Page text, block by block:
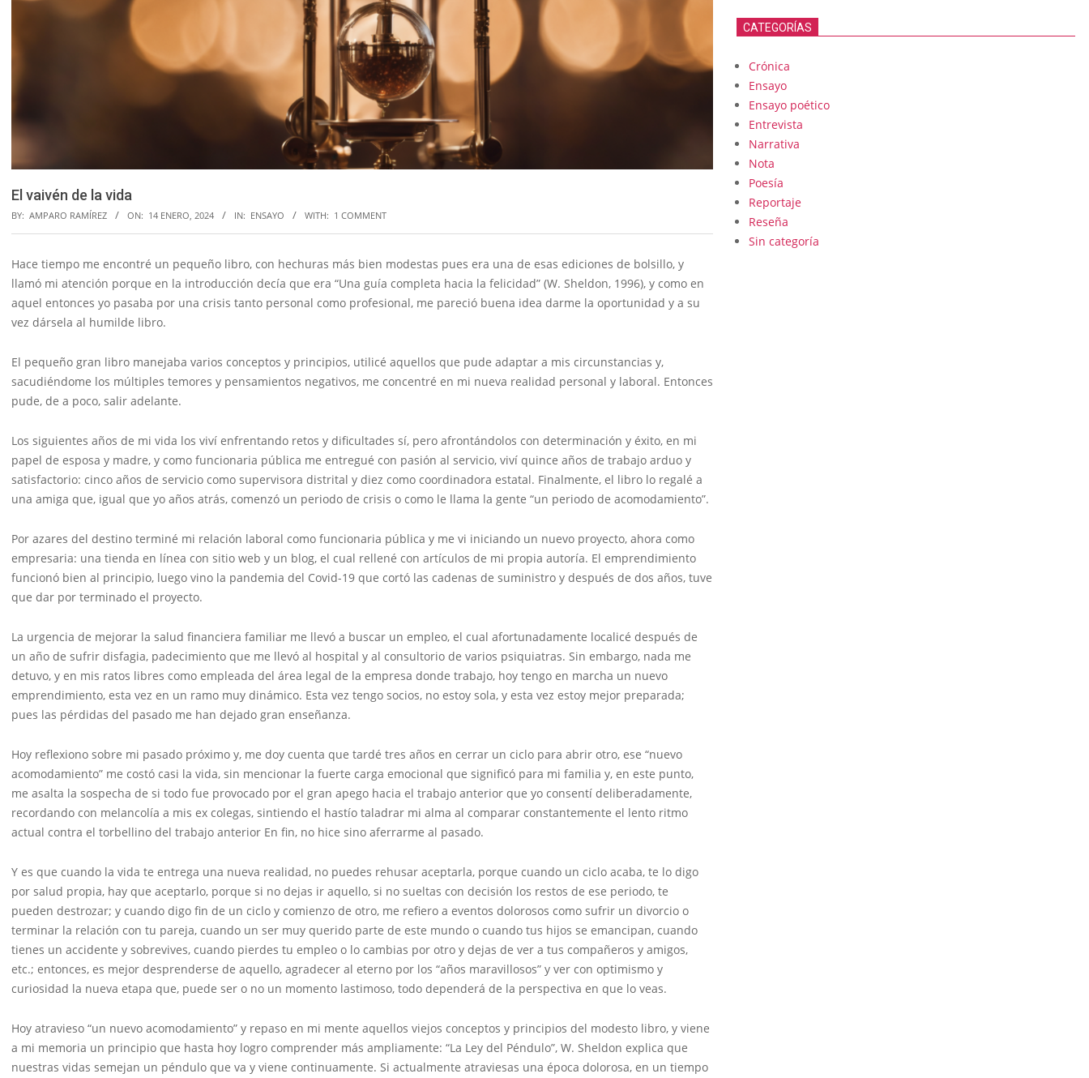
El vaivén de la vida
BY: AMPARO RAMÍREZ ON: 14 ENERO, 2024 IN: ENSAYO WITH: 1 COMMENT
Hace tiempo me encontré un pequeño libro, con hechuras más bien modestas pues era una de esas ediciones de bolsillo, y
llamó mi atención porque en la introducción decía que era “Una guía completa hacia la felicidad” (W. Sheldon, 1996), y como en
aquel entonces yo pasaba por una crisis tanto personal como profesional, me pareció buena idea darme la oportunidad y a su
vez dársela al humilde libro.
El pequeño gran libro manejaba varios conceptos y principios, utilicé aquellos que pude adaptar a mis circunstancias y,
sacudiéndome los múltiples temores y pensamientos negativos, me concentré en mi nueva realidad personal y laboral. Entonces
pude, de a poco, salir adelante.
Los siguientes años de mi vida los viví enfrentando retos y dificultades sí, pero afrontándolos con determinación y éxito, en mi
papel de esposa y madre, y como funcionaria pública me entregué con pasión al servicio, viví quince años de trabajo arduo y
satisfactorio: cinco años de servicio como supervisora distrital y diez como coordinadora estatal. Finalmente, el libro lo regalé a
una amiga que, igual que yo años atrás, comenzó un periodo de crisis o como le llama la gente “un periodo de acomodamiento”.
Por azares del destino terminé mi relación laboral como funcionaria pública y me vi iniciando un nuevo proyecto, ahora como
empresaria: una tienda en línea con sitio web y un blog, el cual rellené con artículos de mi propia autoría. El emprendimiento
funcionó bien al principio, luego vino la pandemia del Covid-19 que cortó las cadenas de suministro y después de dos años, tuve
que dar por terminado el proyecto.
La urgencia de mejorar la salud financiera familiar me llevó a buscar un empleo, el cual afortunadamente localicé después de
un año de sufrir disfagia, padecimiento que me llevó al hospital y al consultorio de varios psiquiatras. Sin embargo, nada me
detuvo, y en mis ratos libres como empleada del área legal de la empresa donde trabajo, hoy tengo en marcha un nuevo
emprendimiento, esta vez en un ramo muy dinámico. Esta vez tengo socios, no estoy sola, y esta vez estoy mejor preparada;
pues las pérdidas del pasado me han dejado gran enseñanza.
Hoy reflexiono sobre mi pasado próximo y, me doy cuenta que tardé tres años en cerrar un ciclo para abrir otro, ese “nuevo
acomodamiento” me costó casi la vida, sin mencionar la fuerte carga emocional que significó para mi familia y, en este punto,
me asalta la sospecha de si todo fue provocado por el gran apego hacia el trabajo anterior que yo consentí deliberadamente,
recordando con melancolía a mis ex colegas, sintiendo el hastío taladrar mi alma al comparar constantemente el lento ritmo
actual contra el torbellino del trabajo anterior En fin, no hice sino aferrarme al pasado.
Y es que cuando la vida te entrega una nueva realidad, no puedes rehusar aceptarla, porque cuando un ciclo acaba, te lo digo
por salud propia, hay que aceptarlo, porque si no dejas ir aquello, si no sueltas con decisión los restos de ese periodo, te
pueden destrozar; y cuando digo fin de un ciclo y comienzo de otro, me refiero a eventos dolorosos como sufrir un divorcio o
terminar la relación con tu pareja, cuando un ser muy querido parte de este mundo o cuando tus hijos se emancipan, cuando
tienes un accidente y sobrevives, cuando pierdes tu empleo o lo cambias por otro y dejas de ver a tus compañeros y amigos,
etc.; entonces, es mejor desprenderse de aquello, agradecer al eterno por los “años maravillosos” y ver con optimismo y
curiosidad la nueva etapa que, puede ser o no un momento lastimoso, todo dependerá de la perspectiva en que lo veas.
Hoy atravieso “un nuevo acomodamiento” y repaso en mi mente aquellos viejos conceptos y principios del modesto libro, y viene
a mi memoria un principio que hasta hoy logro comprender más ampliamente: “La Ley del Péndulo”, W. Sheldon explica que
nuestras vidas semejan un péndulo que va y viene continuamente. Si actualmente atraviesas una época dolorosa, en un tiempo
CATEGORÍAS
Crónica
Ensayo
Ensayo poético
Entrevista
Narrativa
Nota
Poesía
Reportaje
Reseña
Sin categoría